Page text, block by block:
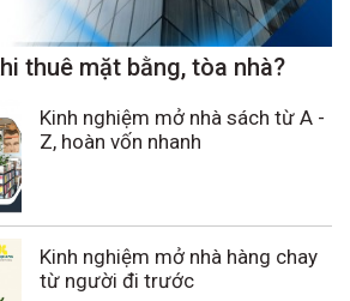
thuê mặt bằng, tòa nhà?
Kinh nghiệm mở nhà sách từ A -
Z, hoàn vốn nhanh
Kinh nghiệm mở nhà hàng chay
từ người đi trước